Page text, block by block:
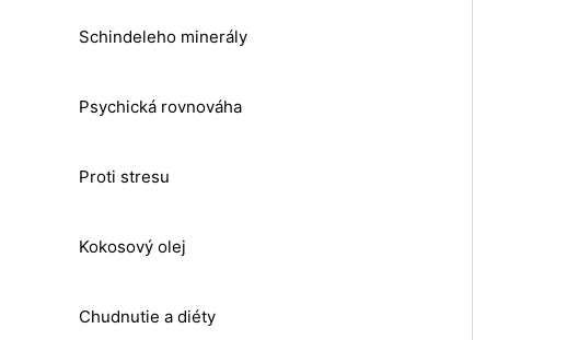
Schindeleho minerály
Psychická rovnováha
Proti stresu
Kokosový olej
Chudnutie a diéty